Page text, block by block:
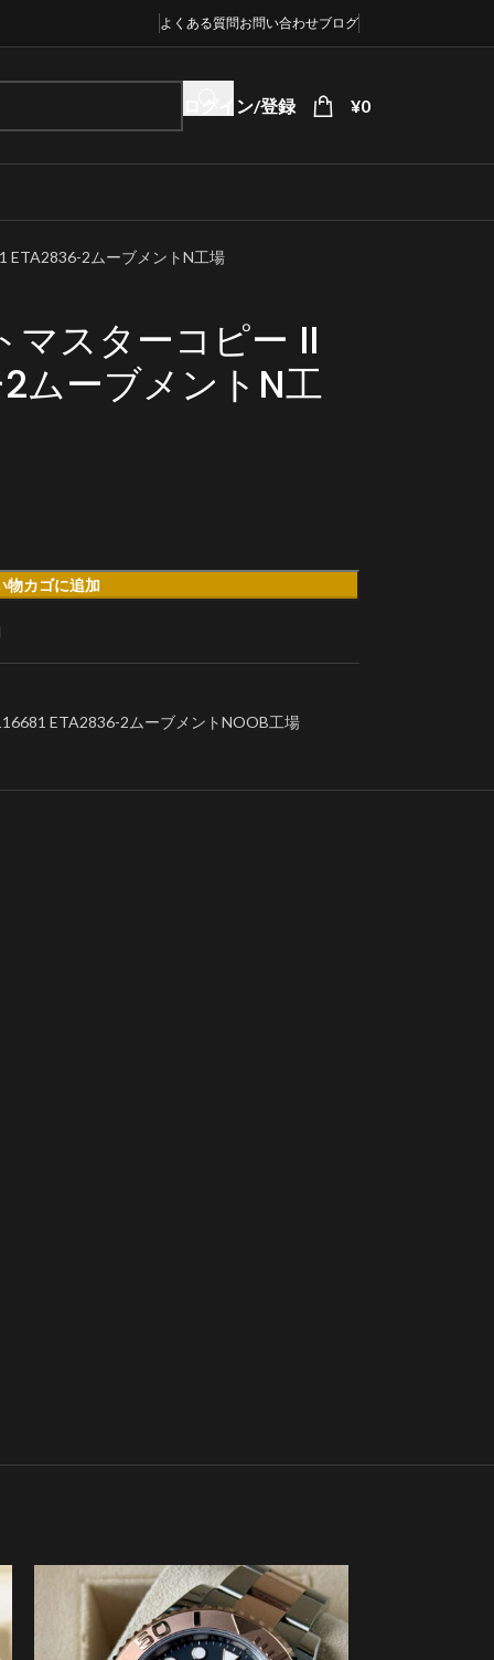
よくある質問お問い合わせブログ
ログイン/登録 ¥0
ETA2836-2ムーブメントN工場
マスターコピー II
ムーブメントN工
物カゴに追加
ETA2836-2ムーブメントNOOB工場